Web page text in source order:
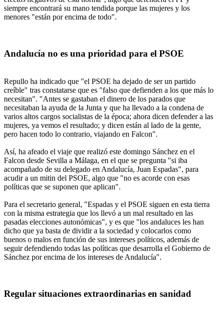
siempre encontrará su mano tendida porque las mujeres y los
menores "están por encima de todo".
Andalucía no es una prioridad para el PSOE
Repullo ha indicado que "el PSOE ha dejado de ser un partido
creíble" tras constatarse que es "falso que defienden a los que más lo
necesitan". "Antes se gastaban el dinero de los parados que
necesitaban la ayuda de la Junta y que ha llevado a la condena de
varios altos cargos socialistas de la época; ahora dicen defender a las
mujeres, ya vemos el resultado; y dicen están al lado de la gente,
pero hacen todo lo contrario, viajando en Falcon".
Así, ha afeado el viaje que realizó este domingo Sánchez en el
Falcon desde Sevilla a Málaga, en el que se pregunta "si iba
acompañado de su delegado en Andalucía, Juan Espadas", para
acudir a un mitin del PSOE, algo que "no es acorde con esas
políticas que se suponen que aplican".
Para el secretario general, "Espadas y el PSOE siguen en esta tierra
con la misma estrategia que los llevó a un mal resultado en las
pasadas elecciones autonómicas", y es que "los andaluces les han
dicho que ya basta de dividir a la sociedad y colocarlos como
buenos o malos en función de sus intereses políticos, además de
seguir defendiendo todas las políticas que desarrolla el Gobierno de
Sánchez por encima de los intereses de Andalucía".
Regular situaciones extraordinarias en sanidad